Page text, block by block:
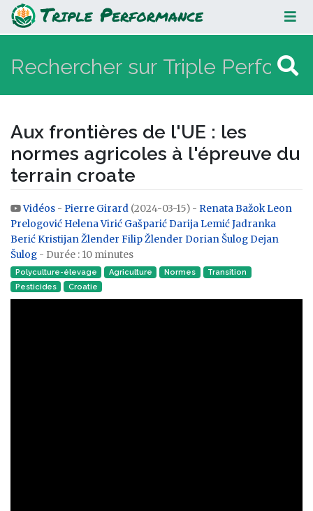
Aux frontières de l'UE : les normes
agricoles à l'épreuve du terrain
croate
Aux frontières de l'UE : les
normes agricoles à l'épreuve du
terrain croate
Aller à :navigation,rechercher
Vidéos - Pierre Girard (2024-03-15) - Renata Bažok Leon
Prelogović Helena Virić GašparićDarija LemićJadranka
BerićKristijan Žlender Filip Žlender Dorian ŠulogDejan
Šulog - Durée : 10 minutes
Polyculture-élevage Agriculture Normes
Transition
Pesticides
Croatie